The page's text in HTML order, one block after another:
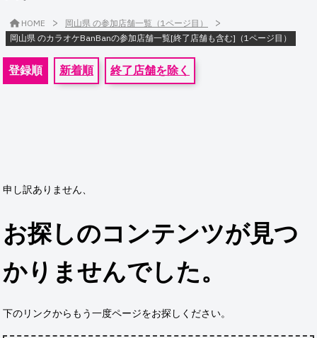
HOME > 岡山県 の参加店舗一覧（1ページ目） >
岡山県 のカラオケBanBanの参加店舗一覧[終了店舗も含む]（1ページ目）
登録順 新着順 終了店舗を除く
申し訳ありません、
お探しのコンテンツが見つ
かりませんでした。
下のリンクからもう一度ページをお探しください。